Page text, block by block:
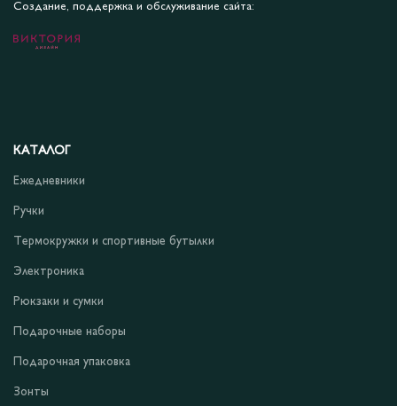
Создание, поддержка и обслуживание сайта:
КАТАЛОГ
Ежедневники
Ручки
Термокружки и спортивные бутылки
Электроника
Рюкзаки и сумки
Подарочные наборы
Подарочная упаковка
Зонты